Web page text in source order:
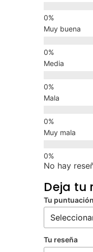
Muy buena
Media
Mala
Muy mala
No hay
Deja tu
Tu
Tu reseña